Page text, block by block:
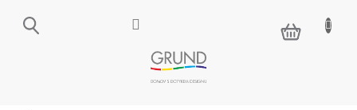
NÁKUPNÍ
KOŠÍK